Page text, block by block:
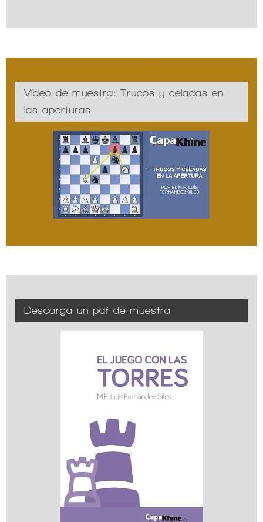
Vídeo de muestra: Trucos y celadas en
las aperturas
Descarga un pdf de muestra